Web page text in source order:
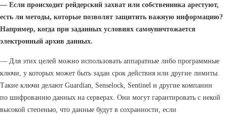
— Если происходит рейдерский захват или собственника арестуют,
есть ли методы, которые позволят защитить важную информацию?
Например, когда при заданных условиях самоуничтожается
электронный архив данных.
— Для этих целей можно использовать аппаратные либо программные
ключи, у которых может быть задан срок действия или другие лимиты.
Такие ключи делают Guardian, Senselock, Sentinel и другие компании
по шифрованию данных на серверах. Они могут гарантировать с некой
высокой степенью, что данные будут в сохранности, если